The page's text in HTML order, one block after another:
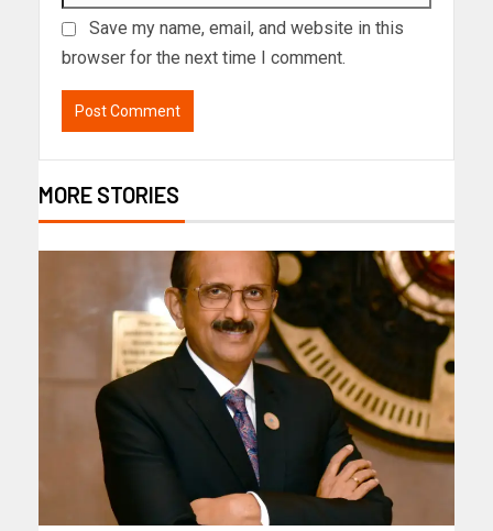
Save my name, email, and website in this
browser for the next time I comment.
MORE STORIES